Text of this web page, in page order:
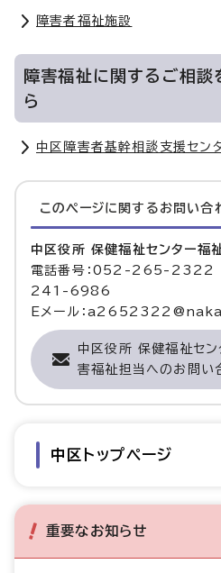
障害者福祉施設
障害福祉に関するご相談
ら
中区障害者基幹相談支援セン
このページに関する お問い合
中区役所 保健福祉センター福
電話番号：052-265-2322
241-6986
Eメール：
中区役所 保健福祉セ
害福祉担当へのお問い
中区トップページ
重要なお知らせ